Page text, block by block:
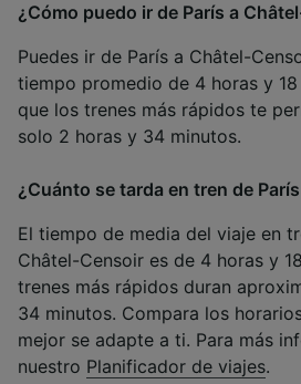
¿Cómo puedo ir de París a
Puedes ir de París a Châtel-
tiempo promedio de 4 horas y
que los trenes más rápidos te
solo 2 horas y 34 minutos.
¿Cuánto se tarda en tren de
El tiempo de media del viaje en
Châtel-Censoir es de 4 horas y
trenes más rápidos duran
34 minutos. Compara los
mejor se adapte a ti. Para más
nuestro Planificador de viajes.